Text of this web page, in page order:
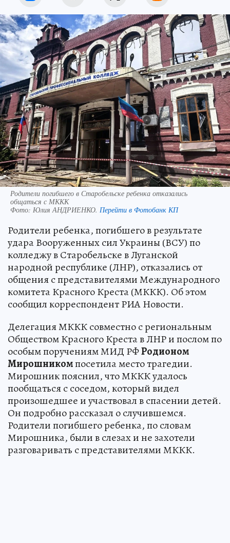
Родители погибшего в Старобельске ребенка отказались
общаться с МККК
Фото: Юлия АНДРИЕНКО. Перейти в Фотобанк КП
Родители ребенка, погибшего в результате
удара Вооруженных сил Украины (ВСУ) по
колледжу в Старобельске в Луганской
народной республике (ЛНР), отказались от
общения с представителями Международного
комитета Красного Креста (МККК). Об этом
сообщил корреспондент РИА Новости.
Делегация МККК совместно с региональным
Обществом Красного Креста в ЛНР и послом по
особым поручениям МИД РФРодионом
Мирошникомпосетила место трагедии.
Мирошник пояснил, что МККК удалось
пообщаться с соседом, который видел
произошедшее и участвовал в спасении детей.
Он подробно рассказал о случившемся.
Родители погибшего ребенка, по словам
Мирошника, были в слезах и не захотели
разговаривать с представителями МККК.